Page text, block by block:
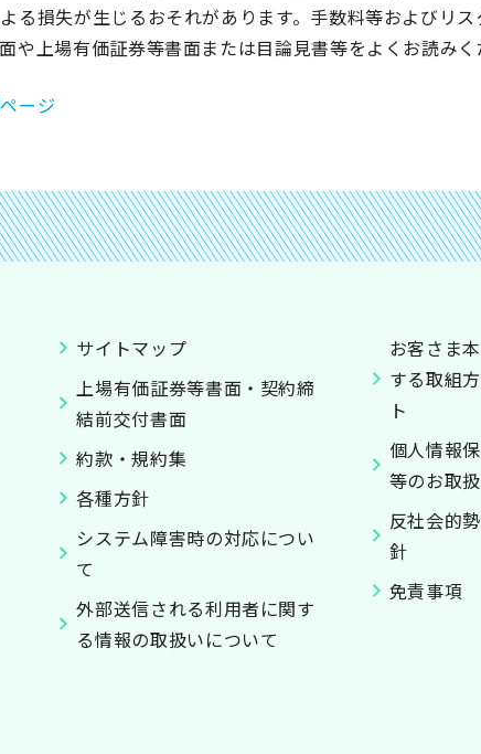
る損失が生じるおそれがあります。手数料等およびリ
や上場有価証券等書面または目論見書等をよくお読みく
ージ
サイトマップ
上場有価証券等書面・契約締
結前交付書面
約款・規約集
各種方針
システム障害時の対応につい
て
外部送信される利用者に関す
る情報の取扱いについて
お客さま
する取組
ト
個人情報
等のお取
反社会的
針
免責事項